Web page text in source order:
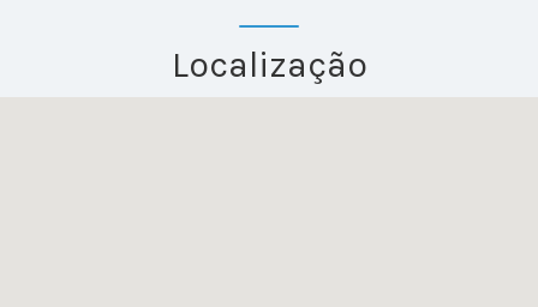
Localização